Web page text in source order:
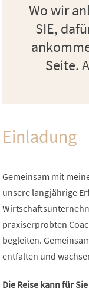
Wo wir
SIE,
Seite.
Einladung
Gemeinsam mit
unsere langjährige
praxiserprobten
begleiten.
entfalten und
Die Reise kann für